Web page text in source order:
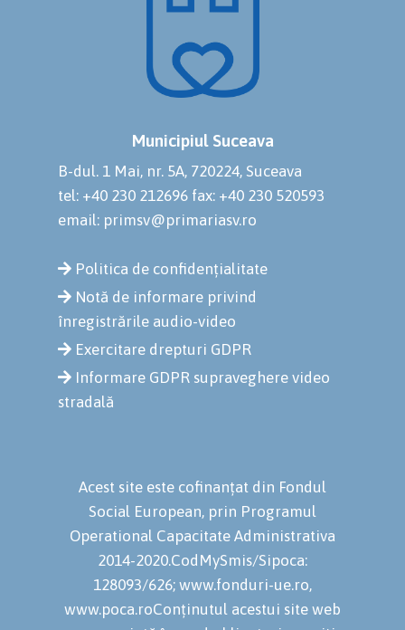
Municipiul Suceava
B-dul. 1 Mai, nr. 5A, 720224, Suceava
tel: +40 230 212696 fax: +40 230 520593
email: primsv@primariasv.ro
Politica de confidențialitate
Notă de informare privind
înregistrările audio-video
Exercitare drepturi GDPR
Informare GDPR supraveghere video
stradală
Acest site este cofinanțat din Fondul
Social European, prin Programul
Operational Capacitate Administrativa
2014-2020.CodMySmis/Sipoca:
128093/626; www.fonduri-ue.ro,
www.poca.roConținutul acestui site web